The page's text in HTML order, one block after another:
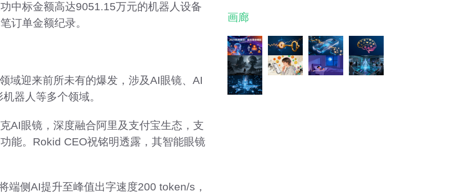
中标金额高达9051.15万元的机器人设备
订单金额纪录。
域迎来前所未有的爆发，涉及AI眼镜、AI
器人等多个领域。
眼镜，深度融合阿里及支付宝生态，支
能。Rokid CEO祝铭明透露，其智能眼镜
端侧AI提升至峰值出字速度200 token/s，
画廊